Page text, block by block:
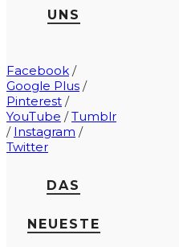
UNS
Facebook /
Google Plus /
Pinterest /
YouTube /Tumblr
/ Instagram /
Twitter
DAS
NEUESTE